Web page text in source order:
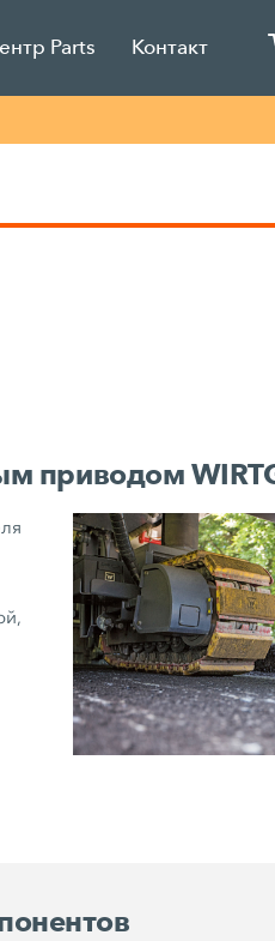
Parts Контакт
приводом